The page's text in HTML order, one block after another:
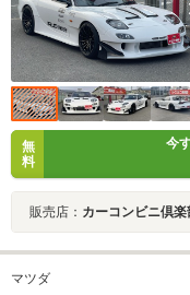
無
料
今
販売店： カーコンビニ倶
マツダ